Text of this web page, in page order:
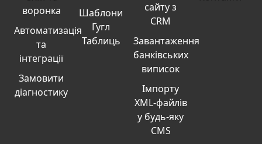
воронка
Автоматизація
та
інтеграції
Замовити
діагностику
Шаблони
Гугл
Таблиць
сайту з
CRM
Завантаження
банківських
виписок
Імпорту
XML-файлів
у будь-яку
CMS